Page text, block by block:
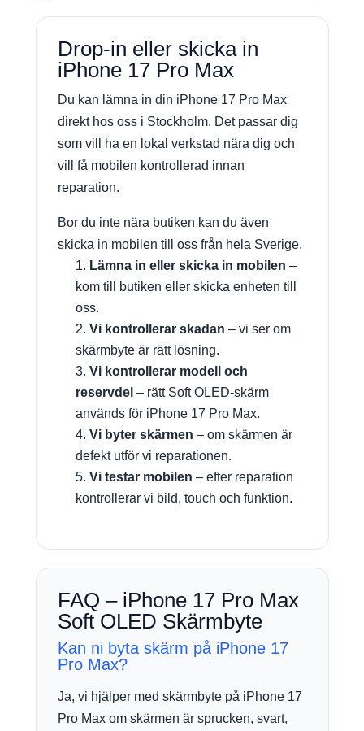
Drop-in eller skicka in
iPhone 17 Pro Max
Du kan lämna in din iPhone 17 Pro Max
direkt hos oss i Stockholm. Det passar dig
som vill ha en lokal verkstad nära dig och
vill få mobilen kontrollerad innan
reparation.
Bor du inte nära butiken kan du även
skicka in mobilen till oss från hela Sverige.
Lämna in eller skicka in mobilen –
kom till butiken eller skicka enheten till
oss.
Vi kontrollerar skadan – vi ser om
skärmbyte är rätt lösning.
Vi kontrollerar modell och
reservdel – rätt Soft OLED-skärm
används för iPhone 17 Pro Max.
Vi byter skärmen – om skärmen är
defekt utför vi reparationen.
Vi testar mobilen – efter reparation
kontrollerar vi bild, touch och funktion.
FAQ – iPhone 17 Pro Max
Soft OLED Skärmbyte
Kan ni byta skärm på iPhone 17
Pro Max?
Ja, vi hjälper med skärmbyte på iPhone 17
Pro Max om skärmen är sprucken, svart,